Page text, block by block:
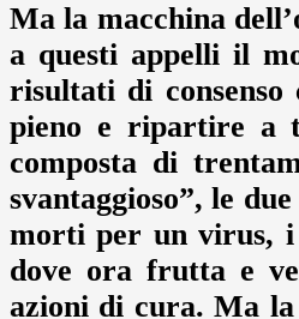
Ma la macchina
a questi appelli il
risultati di
pieno e ripartire a
composta di
svantaggioso”, le
morti per un virus, i
dove ora frutta e
azioni di cura. Ma